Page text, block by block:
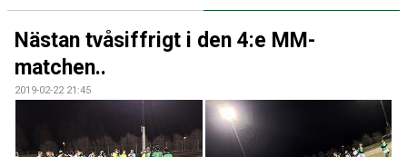
Nästan tvåsiffrigt i den 4:e MM-
matchen..
2019-02-22 21:45